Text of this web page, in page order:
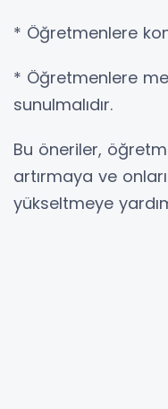
* Öğretmenlere
* Öğretmenlere
sunulmalıdır.
Bu öneriler,
artırmaya ve
yükseltmeye